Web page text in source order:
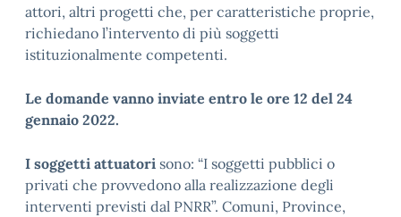
attori, altri progetti che, per caratteristiche proprie,
richiedano l’intervento di più soggetti
istituzionalmente competenti.
Le domande vanno inviate entro le ore 12 del 24
gennaio 2022.
I soggetti attuatori sono: “I soggetti pubblici o
privati che provvedono alla realizzazione degli
interventi previsti dal PNRR”. Comuni, Province,